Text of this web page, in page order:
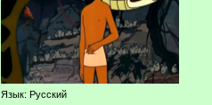
Язык: Русский